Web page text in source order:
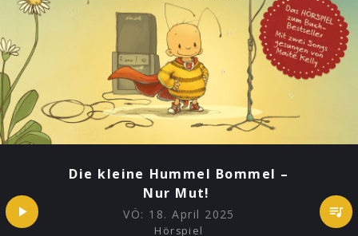
Die kleine Hummel Bommel –
Nur Mut!
VÖ: 18. April 2025
Hörspiel